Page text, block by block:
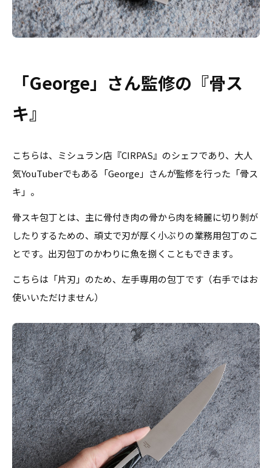
「George」さん監修の『骨ス
キ』
こちらは、ミシュラン店『CIRPAS』のシェフであり、大人
気YouTuberでもある「George」さんが監修を行った「骨ス
キ」。
骨スキ包丁とは、 主に骨付き肉の骨から肉を綺麗に切り剝が
したりするための、頑丈で刃が厚く小ぶりの業務用包丁のこ
とです。出刃包丁のかわりに魚を捌くこともできます。
こちらは「片刃」のため、左手専用の包丁です（右手ではお
使いいただけません）